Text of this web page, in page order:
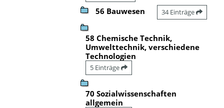
56 Bauwesen 34 Einträge
58 Chemische Technik,
Umwelttechnik, verschiedene
Technologien
5 Einträge
70 Sozialwissenschaften
allgemein